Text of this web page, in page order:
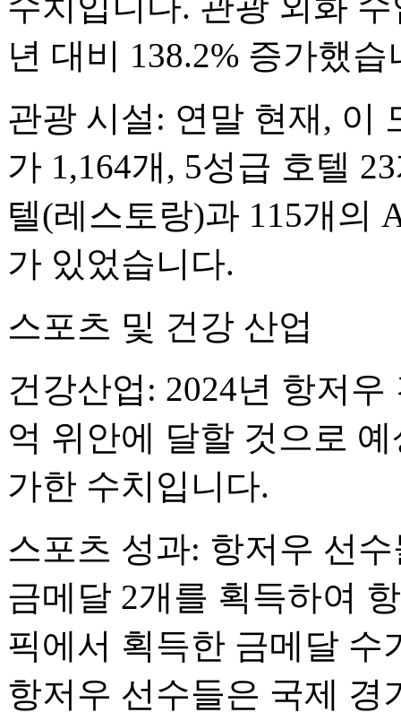
년 대비 138.2% 증가했습
관광 시설: 연말 현재, 이
가 1,164개, 5성급 호텔
텔(레스토랑)과 115개의
가 있었습니다.
스포츠 및 건강 산업
건강산업: 2024년 항저
억 위안에 달할 것으로
가한 수치입니다.
스포츠 성과: 항저우 선
금메달 2개를 획득하여
픽에서 획득한 금메달 수
항저우 선수들은 국제 경